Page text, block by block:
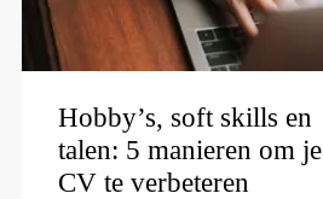
Hobby’s, soft skills en
talen: 5 manieren om je
CV te verbeteren